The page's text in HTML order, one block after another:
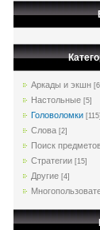
Аркады и экшн
Настольные [5]
Головоломки [115]
Слова [2]
Поиск
Стратегии [15]
Другие [4]